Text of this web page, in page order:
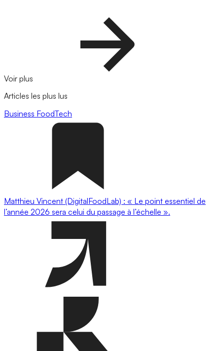
Voir plus
Articles les plus lus
Business FoodTech
Matthieu Vincent (DigitalFoodLab) : « Le point essentiel de
l’année 2026 sera celui du passage à l’échelle ».